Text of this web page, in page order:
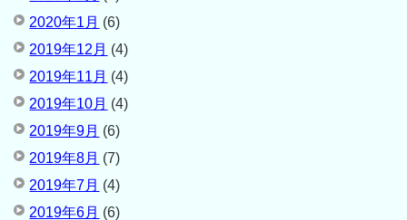
2020年1月 (6)
2019年12月 (4)
2019年11月 (4)
2019年10月 (4)
2019年9月 (6)
2019年8月 (7)
2019年7月 (4)
2019年6月 (6)